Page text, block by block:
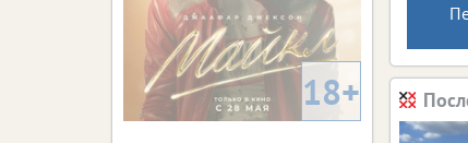
18+